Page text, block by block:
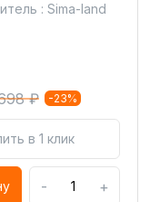
: Sima-land
₽ -23%
в 1 клик
- +